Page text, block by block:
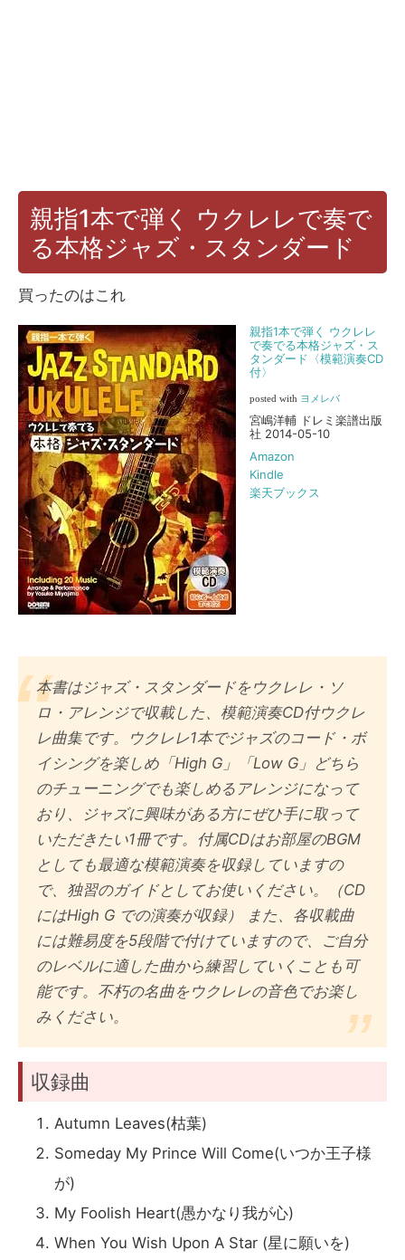
親指1本で弾く ウクレレで奏で
る本格ジャズ・スタンダード
買ったのはこれ
親指1本で弾く ウクレレ
で奏でる本格ジャズ・ス
タンダード〈模範演奏CD
付〉
posted with ヨメレバ
宮嶋洋輔 ドレミ楽譜出版
社 2014-05-10
Amazon
Kindle
楽天ブックス
本書はジャズ・スタンダードをウクレレ・ソ
ロ・アレンジで収載した、模範演奏CD付ウクレ
レ曲集です。ウクレレ1本でジャズのコード・ボ
イシングを楽しめ「High G」「Low G」どちら
のチューニングでも楽しめるアレンジになって
おり、ジャズに興味がある方にぜひ手に取って
いただきたい1冊です。付属CDはお部屋のBGM
としても最適な模範演奏を収録していますの
で、独習のガイドとしてお使いください。（CD
にはHigh G での演奏が収録） また、各収載曲
には難易度を5段階で付けていますので、ご自分
のレベルに適した曲から練習していくことも可
能です。不朽の名曲をウクレレの音色でお楽し
みください。
収録曲
Autumn Leaves(枯葉)
Someday My Prince Will Come(いつか王子様
が)
My Foolish Heart(愚かなり我が心)
When You Wish Upon A Star (星に願いを)